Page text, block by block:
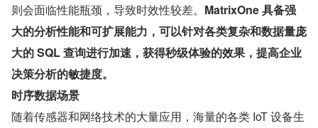
则会面临性能瓶颈，导致时效性较差。 MatrixOne 具备强
大的分析性能和可扩展能力，可以针对各类复杂和数据量庞
大的 SQL 查询进行加速，获得秒级体验的效果，提高企业
决策分析的敏捷度。
时序数据场景
随着传感器和网络技术的大量应用，海量的各类 IoT 设备生